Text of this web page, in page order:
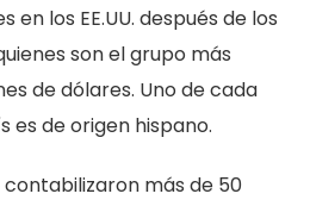
los EE.UU. después de los
son el grupo más
de dólares. Uno de cada
es de origen hispano.
contabilizaron más de 50